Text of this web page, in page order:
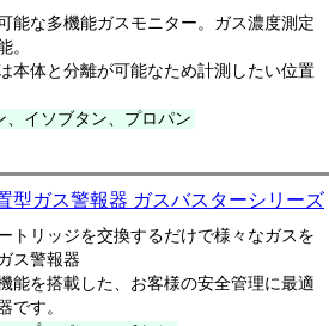
能な多機能ガスモニター。ガス濃度測定
。
本体と分離が可能なため計測したい位置
、イソブタン、プロパン
型ガス警報器 ガスバスターシリーズ
トリッジを交換するだけで様々なガスを
ス警報器
能を搭載した、お客様の安全管理に最適
です。